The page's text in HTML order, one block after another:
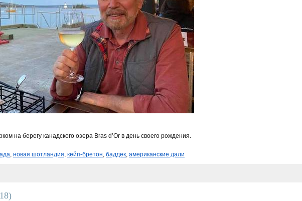
на берегу канадского озера Bras d’Or в день своего рождения.
, новая шотландия, кейп-бретон, баддек, американские дали
18)